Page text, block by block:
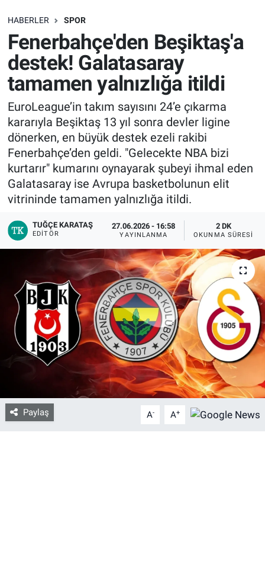
HABERLER SPOR
Fenerbahçe'den Beşiktaş'a
destek! Galatasaray
tamamen yalnızlığa itildi
EuroLeague’in takım sayısını 24’e çıkarma
kararıyla Beşiktaş 13 yıl sonra devler ligine
dönerken, en büyük destek ezeli rakibi
Fenerbahçe’den geldi. "Gelecekte NBA bizi
kurtarır" kumarını oynayarak şubeyi ihmal eden
Galatasaray ise Avrupa basketbolunun elit
vitrininde tamamen yalnızlığa itildi.
TUĞÇE KARATAŞ
EDITÖR
27.06.2026 - 16:58
YAYINLANMA
2 DK
OKUNMA SÜRESI
Paylaş A- A+
SAĞLIK
EKONOMİ
EĞİTİM
ÖZEL HABER
Keşfet
ASTROLOJİ
MANŞET
RESMİ İLANLAR
Bize ulaşın
İletişim/Künye
Yaşam
Gözden Kaçmasın
İletişim (Künye)